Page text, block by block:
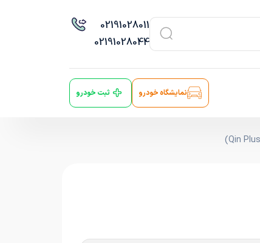
02191028011
02191028044
نمایشگاه خودرو ثبت خودرو